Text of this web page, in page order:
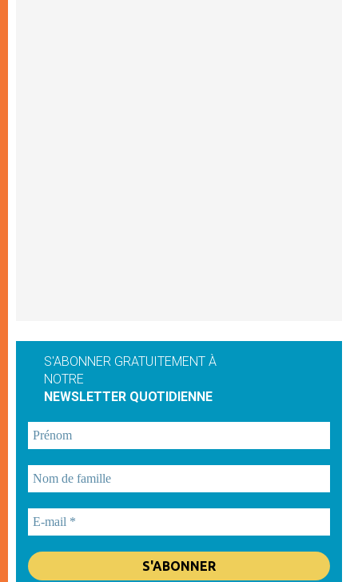
S'ABONNER GRATUITEMENT À
NOTRE
NEWSLETTER QUOTIDIENNE